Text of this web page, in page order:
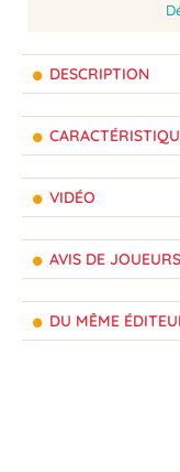
DESCRIPTION
VIDÉO
AVIS DE JOUEURS
DU MÊME